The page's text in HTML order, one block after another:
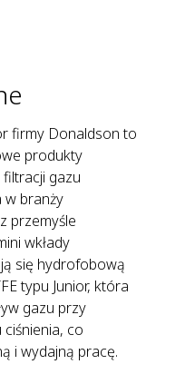
firmy Donaldson to
produkty
gazu
w branży
przemyśle
wkłady
się hydrofobową
typu Junior, która
gazu przy
co
i wydajną pracę.